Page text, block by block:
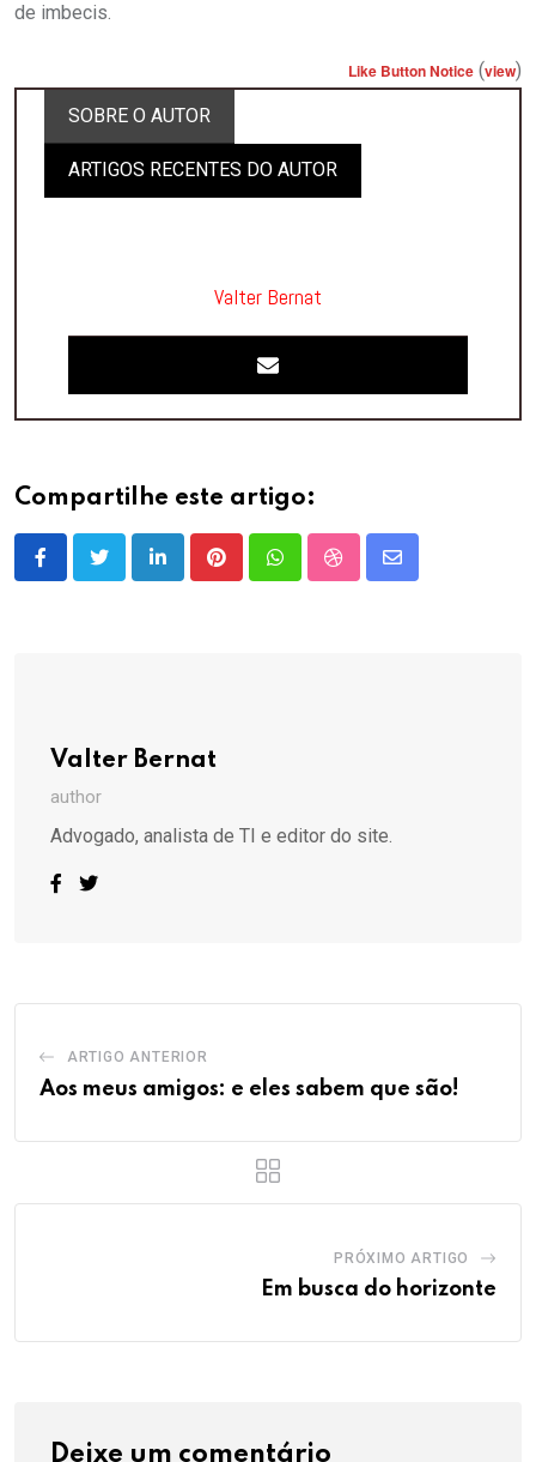
de imbecis.
Like Button Notice (view)
SOBRE O AUTOR
ARTIGOS RECENTES DO AUTOR
Valter Bernat
Compartilhe este artigo:
LinkedInPinterestWhatsappStumbleUpon
Share
Valter Bernat
author
Advogado, analista de TI e editor do site.
ARTIGO ANTERIOR
Aos meus amigos: e eles sabem que são!
PRÓXIMO ARTIGO
Em busca do horizonte
Deixe um comentário